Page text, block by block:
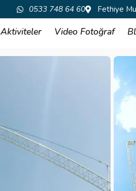
0533 748 64 60 Fethiye
Aktiviteler Video Fotoğraf